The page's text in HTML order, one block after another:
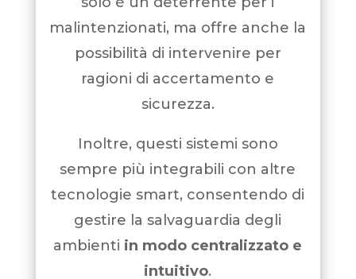
malintenzionati, ma offre anche la
possibilità di intervenire per
ragioni di accertamento e
sicurezza.
Inoltre, questi sistemi sono
sempre più integrabili con altre
tecnologie smart, consentendo di
gestire la salvaguardia degli
ambienti in modo centralizzato e
intuitivo.